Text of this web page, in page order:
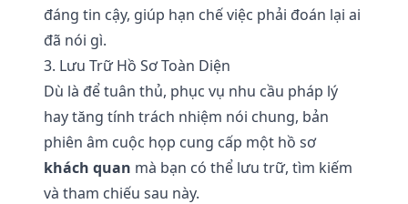
đáng tin cậy, giúp hạn chế việc phải đoán lại ai
đã nói gì.
3. Lưu Trữ Hồ Sơ Toàn Diện
Dù là để tuân thủ, phục vụ nhu cầu pháp lý
hay tăng tính trách nhiệm nói chung, bản
phiên âm cuộc họp cung cấp một hồ sơ
khách quan mà bạn có thể lưu trữ, tìm kiếm
và tham chiếu sau này.